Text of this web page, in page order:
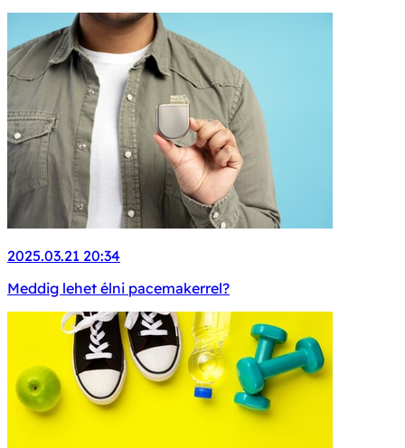
2025.03.21 20:34
Meddig lehet élni pacemakerrel?